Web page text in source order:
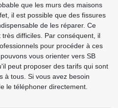
que les murs des maisons
il est possible que des fissures
de les réparer. Ce
difficiles. Par conséquent, il
pour procéder à ces
vous orienter vers SB
peut proposer des tarifs qui sont
à tous. Si vous avez besoin
le téléphoner directement.